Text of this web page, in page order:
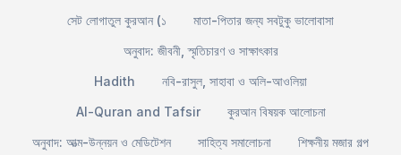
সেট লোগাতুল কুরআন (১
মাতা-পিতার জন্য সবটুকু ভালোবাসা
অনুবাদ: জীবনী, স্মৃতিচারণ ও সাক্ষাৎকার
Hadith
নবি-রাসুল, সাহাবা ও অলি-আওলিয়া
Al-Quran and Tafsir
কুরআন বিষয়ক আলোচনা
অনুবাদ: আত্ম-উন্নয়ন ও মেডিটেশন
সাহিত্য সমালোচনা
শিক্ষনীয় মজার গল্প